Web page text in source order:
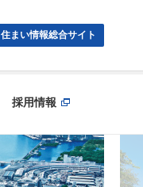
採用情報
住まい情報総合サイト